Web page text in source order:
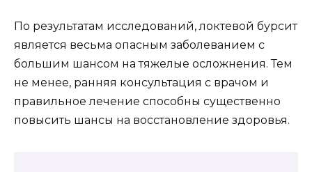
По результатам исследований, локтевой бурсит
является весьма опасным заболеванием с
большим шансом на тяжелые осложнения. Тем
не менее, ранняя консультация с врачом и
правильное лечение способны существенно
повысить шансы на восстановление здоровья.